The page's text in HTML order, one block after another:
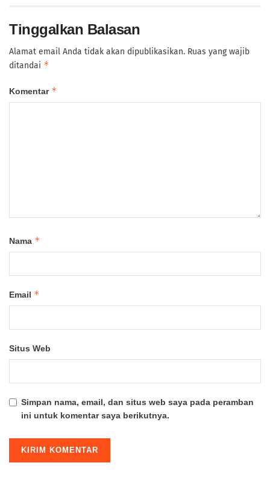
Tinggalkan Balasan
Alamat email Anda tidak akan dipublikasikan. Ruas yang wajib
ditandai *
Komentar *
Nama *
Email *
Situs Web
Simpan nama, email, dan situs web saya pada peramban
ini untuk komentar saya berikutnya.